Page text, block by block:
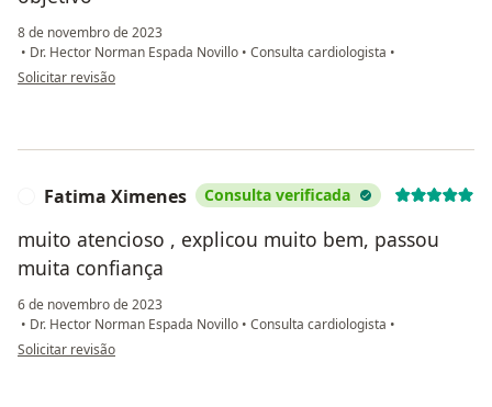
8 de novembro de 2023
• Dr. Hector Norman Espada Novillo • Consulta cardiologista •
na opinião do utilizador Christian Cavalcanti
Solicitar revisão
Fatima Ximenes Consulta verificada
muito atencioso , explicou muito bem, passou
muita confiança
6 de novembro de 2023
• Dr. Hector Norman Espada Novillo • Consulta cardiologista •
na opinião do utilizador Fatima Ximenes
Solicitar revisão